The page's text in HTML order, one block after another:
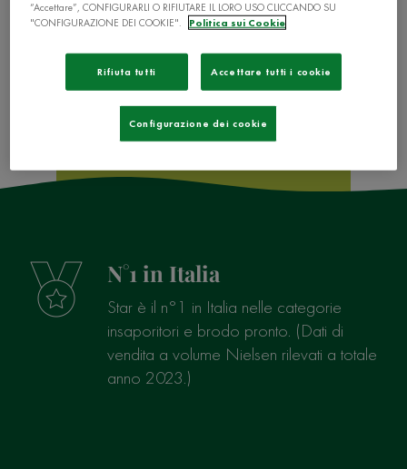
N°1 in Italia
Star è il n°1 in Italia nelle categorie
insaporitori e brodo pronto. (Dati di
vendita a volume Nielsen rilevati a totale
anno 2023.)
“Accettare”, CONFIGURARLI O RIFIUTARE IL LORO USO CLICCANDO SU
"CONFIGURAZIONE DEI COOKIE".
Politica sui Cookie
Rifiuta tutti Accettare tutti i cookie
Configurazione dei cookie